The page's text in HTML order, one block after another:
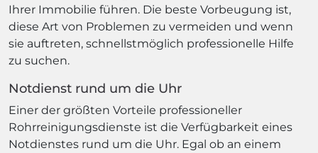
Ihrer Immobilie führen. Die beste Vorbeugung ist,
diese Art von Problemen zu vermeiden und wenn
sie auftreten, schnellstmöglich professionelle Hilfe
zu suchen.
Notdienst rund um die Uhr
Einer der größten Vorteile professioneller
Rohrreinigungsdienste ist die Verfügbarkeit eines
Notdienstes rund um die Uhr. Egal ob an einem